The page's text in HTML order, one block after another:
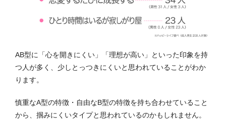
AB型に「心を開きにくい」「理想が高い」といった印象を持
つ人が多く、少しとっつきにくいと思われていることがわか
ります。
慎重なA型の特徴・自由なB型の特徴を持ち合わせていること
から、掴みにくいタイプと思われているのかもしれません。